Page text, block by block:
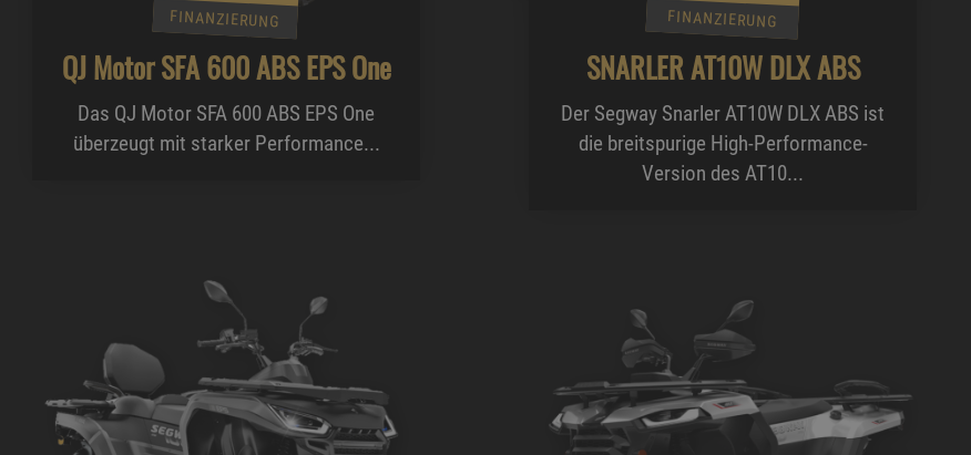
FINANZIERUNG
QJ Motor SFA 600 ABS EPS One
Das QJ Motor SFA 600 ABS EPS One
überzeugt mit starker Performance...
FINANZIERUNG
SNARLER AT10W DLX ABS
Der Segway Snarler AT10W DLX ABS ist
die breitspurige High-Performance-
Version des AT10...